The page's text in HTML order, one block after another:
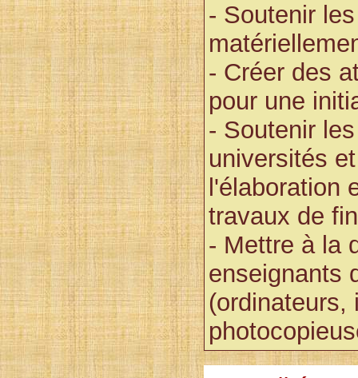
- Soutenir
- Créer des
pour une
- Soutenir
universités
l'élaboration
travaux de
- Mettre à la
enseignants
(ordinateurs,